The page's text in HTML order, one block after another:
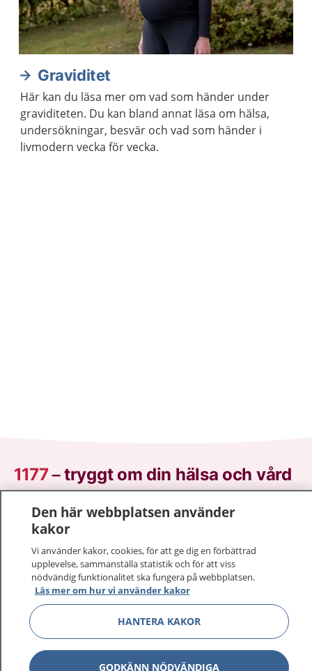
Graviditet
Här kan du läsa mer om vad som händer under
graviditeten. Du kan bland annat läsa om hälsa,
undersökningar, besvär och vad som händer i
livmodern vecka för vecka.
1177–tryggt om din hälsa och vård
På 1177.se får du råd om hälsa och information om
sjukdomar och vilka mottagningar du kan kontakta.
vårdärenden. Ring telefonnummer 1177 för
sjukvårdsrådgivning dygnet runt.
1177 ger dig råd när du vill må bättre.
Den här webbplatsen använder
kakor
Vi använder kakor, cookies, för att ge dig en förbättrad
upplevelse, sammanställa statistik och för att viss
nödvändig funktionalitet ska fungera på webbplatsen.
Läs mer om hur vi använder kakor
HANTERA KAKOR
GODKÄNN NÖDVÄNDIGA